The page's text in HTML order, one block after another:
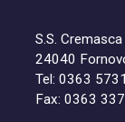
S.S.
24040
Tel: 0363
Fax: 0363